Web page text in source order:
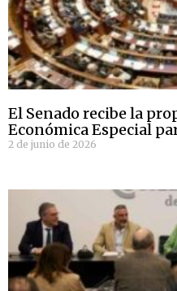
El Senado recibe la
Económica Especial
2 de junio de 2026